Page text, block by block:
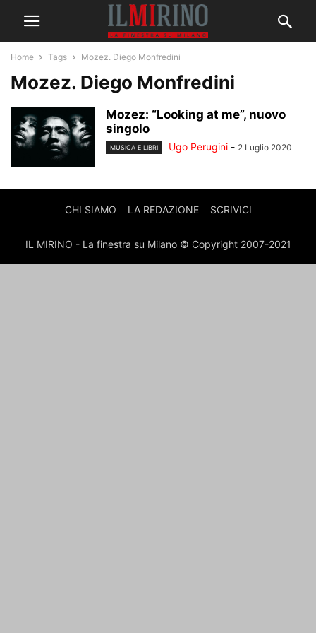
Home Tags Mozez. Diego Monfredini
Mozez. Diego Monfredini
Mozez: “Looking at me”, nuovo
singolo
MUSICA E LIBRI Ugo Perugini - 2 Luglio 2020
CHI SIAMO LA REDAZIONE SCRIVICI
IL MIRINO - La finestra su Milano © Copyright 2007-2021